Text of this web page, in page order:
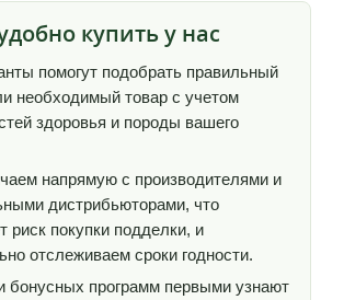
купить у нас
помогут подобрать правильный
необходимый товар с учетом
здоровья и породы вашего
напрямую с производителями и
дистрибьюторами, что
риск покупки подделки, и
отслеживаем сроки годности.
бонусных программ первыми узнают